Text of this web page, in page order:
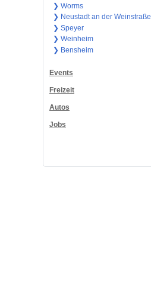
❯ Worms
❯ Neustadt an der Weinstraße
❯ Speyer
❯ Weinheim
❯ Bensheim
Events
Freizeit
Autos
Jobs